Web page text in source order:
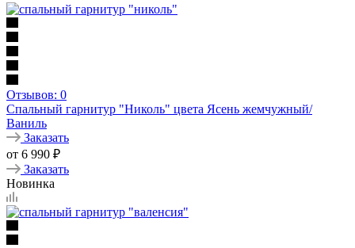
Отзывов: 0
Спальный гарнитур "Николь" цвета Ясень жемчужный/
Ваниль
Заказать
от 6 990 ₽
Заказать
Новинка